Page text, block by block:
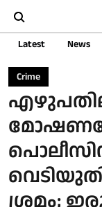
Latest News
Crime
ശ്രമം;